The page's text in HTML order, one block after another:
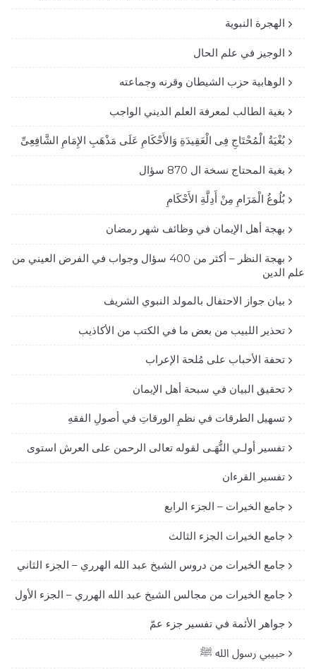
الهجرة النبوية
الوجيز في علم الحال
الوهابية حزب الشيطان وقرنه وجماعته
بغية الطالب لمعرفة العلم الديني الواجب
بُغْيَةُ الْمُحْتَاجِ فِى الْعَقِيدَةِ وَالأَحْكَامِ عَلَى مَذْهَبِ الإِمَامِ الشَّافِعِىِّ
بغية المحتاج نسخة ال 870 سؤال
بُلُوغُ الْمَرَامِ مِنْ أَدِلَّةِ الأَحْكَامِ
بهجة أهل الإيمان في وظائف شهر رمضان
بهجة النظر – أكثر من 400 سؤال وجواب في الفرض العيني من
علم الدين
بيان جواز الاحتفال بالمولد النبوي الشريف
تحذير اللبيب من بعض ما في الكتب من الأكاذيب
تحفة الأحباب على مُلحة الإعراب
تحقيق البيان في سبحة أهل الإيمان
تسهيل الطرقات في نظمِ الورقاتِ في أصولِ الفقهِ
تفسير أولـي النُّهَـى لقوله تعالى الرحمن على العرش استوى
تفسير القرءان
جامع الخيرات – الجزء الرابع
جامع الخيرات الجزء الثالث
جامع الخيرات من دروس الشيخ عبد الله الهرري – الجزء الثاني
جامع الخيرات من مجالس الشيخ عبد الله الهرري – الجزء الأول
جواهر الأئمة في تفسير جزء عمّ
حبيبي رسول الله ﷺ